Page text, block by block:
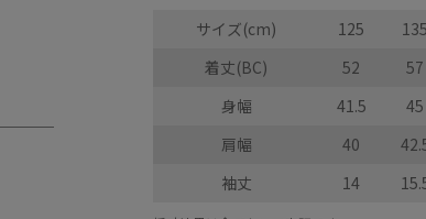
サイズ(cm) 125 135
着丈(BC)
52 57
身幅
41.5 45
肩幅
40
袖丈
14